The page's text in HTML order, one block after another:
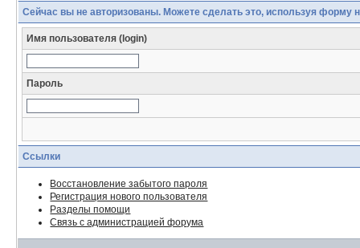
Сейчас вы не авторизованы. Можете сделать это, используя форму
Имя пользователя (login)
Пароль
Ссылки
Восстановление забытого пароля
Регистрация нового пользователя
Разделы помощи
Связь с администрацией форума